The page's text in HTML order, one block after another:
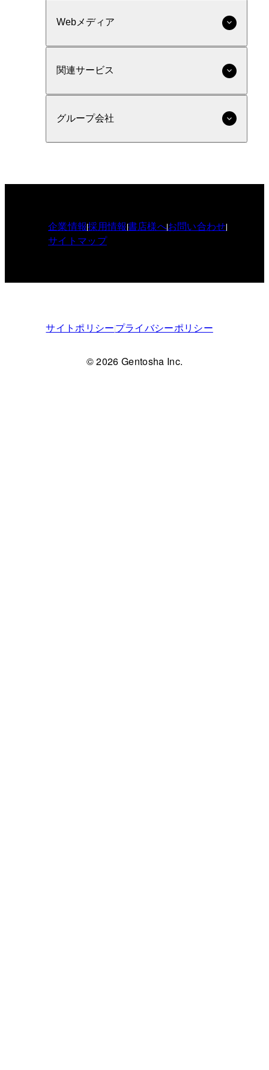
Webメディア
関連サービス
グループ会社
企業情報採用情報書店様へお問い合わせ
サイトマップ
サイトポリシープライバシーポリシー
© 2026 Gentosha Inc.